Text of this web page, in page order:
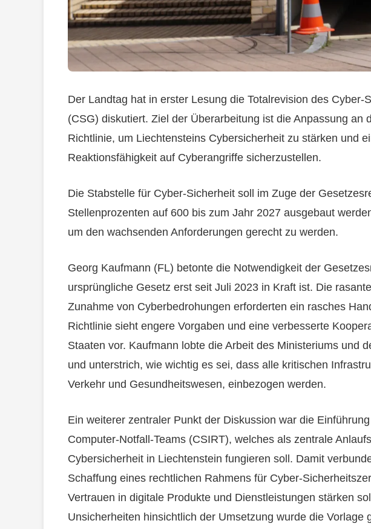
Der Landtag hat in erster Lesung die Totalrevision des Cyber-
(CSG) diskutiert. Ziel der Überarbeitung ist die Anpassung an
Richtlinie, um Liechtensteins Cybersicherheit zu stärken und
Reaktionsfähigkeit auf Cyberangriffe sicherzustellen.
Die Stabstelle für Cyber-Sicherheit soll im Zuge der
Stellenprozenten auf 600 bis zum Jahr 2027 ausgebaut
um den wachsenden Anforderungen gerecht zu werden.
Georg Kaufmann (FL) betonte die Notwendigkeit der
ursprüngliche Gesetz erst seit Juli 2023 in Kraft ist. Die
Zunahme von Cyberbedrohungen erforderten ein rasches
Richtlinie sieht engere Vorgaben und eine verbesserte
Staaten vor. Kaufmann lobte die Arbeit des Ministeriums und
und unterstrich, wie wichtig es sei, dass alle kritischen
Verkehr und Gesundheitswesen, einbezogen werden.
Ein weiterer zentraler Punkt der Diskussion war die
Computer-Notfall-Teams (CSIRT), welches als zentrale
Cybersicherheit in Liechtenstein fungieren soll. Damit
Schaffung eines rechtlichen Rahmens für Cyber-
Vertrauen in digitale Produkte und Dienstleistungen stärken
Unsicherheiten hinsichtlich der Umsetzung wurde die Vorlage